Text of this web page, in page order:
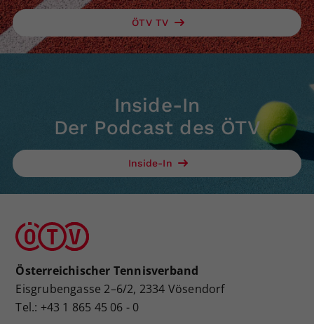
ÖTV TV
Inside-In
Der Podcast des ÖTV
Inside-In
Österreichischer Tennisverband
Eisgrubengasse 2–6/2, 2334 Vösendorf
Tel.: +43 1 865 45 06 - 0